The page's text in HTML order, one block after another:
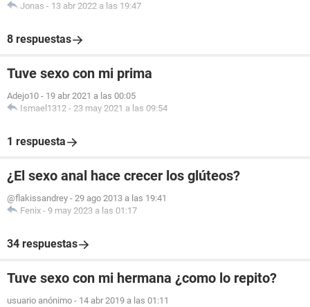
Jonas - 13 abr 2022 a las 19:47
8 respuestas
Tuve sexo con mi prima
Adejo10 - 19 abr 2021 a las 00:05
Ismael1312 - 23 may 2021 a las 09:54
1 respuesta
¿El sexo anal hace crecer los glúteos?
@flakissandrey - 29 ago 2013 a las 19:41
Fenix - 9 may 2023 a las 01:17
34 respuestas
Tuve sexo con mi hermana ¿como lo repito?
usuario anónimo - 14 abr 2019 a las 01:11